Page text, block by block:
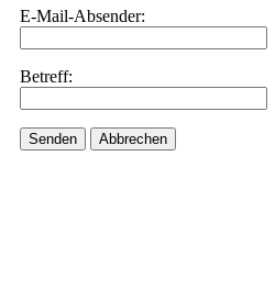
E-Mail-Absender:
Betreff:
Senden Abbrechen